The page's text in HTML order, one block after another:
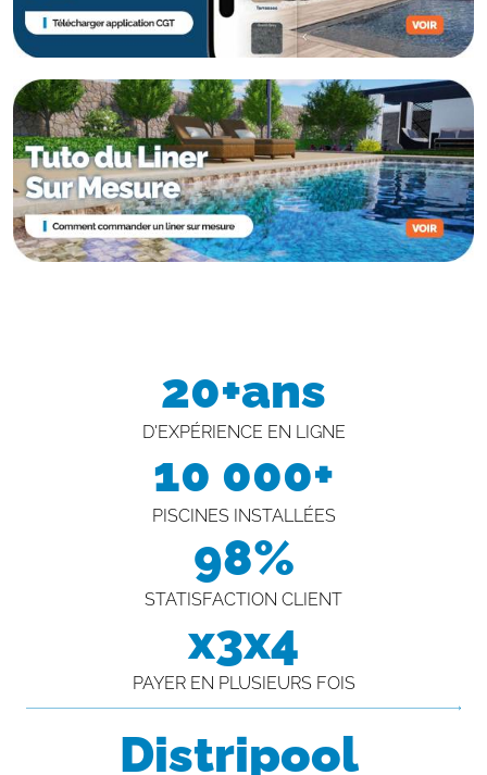
20+ans
D'EXPÉRIENCE EN LIGNE
10 000+
PISCINES INSTALLÉES
98%
STATISFACTION CLIENT
x3x4
PAYER EN PLUSIEURS FOIS
Distripool